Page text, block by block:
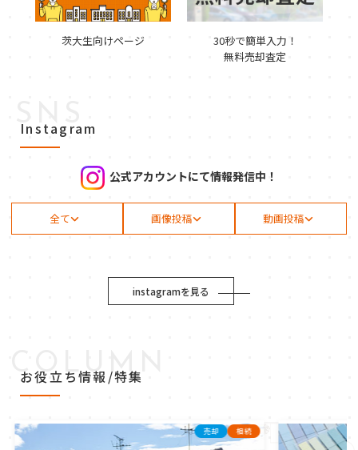
茨大生向けページ
30秒で簡単入力！
無料売却査定
Instagram
公式アカウントにて情報発信中！
全て 画像投稿 動画投稿
instagramを見る
COLUMN
お役立ち情報/特集
売却 相続